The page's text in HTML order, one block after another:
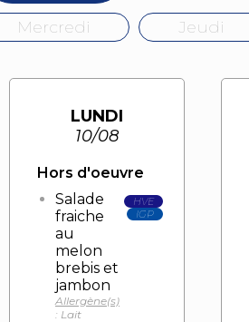
Mercredi Jeudi
LUNDI
10/08
Hors d'oeuvre
Salade
fraiche
au
melon
brebis et
jambon
Allergène(s)
: Lait
HVE
IGP